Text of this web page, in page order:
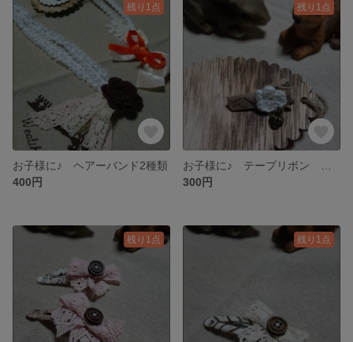
残り1点
お子様に♪ ヘアーバンド2種類
400円
残り1点
300円
残り1点 残り1点